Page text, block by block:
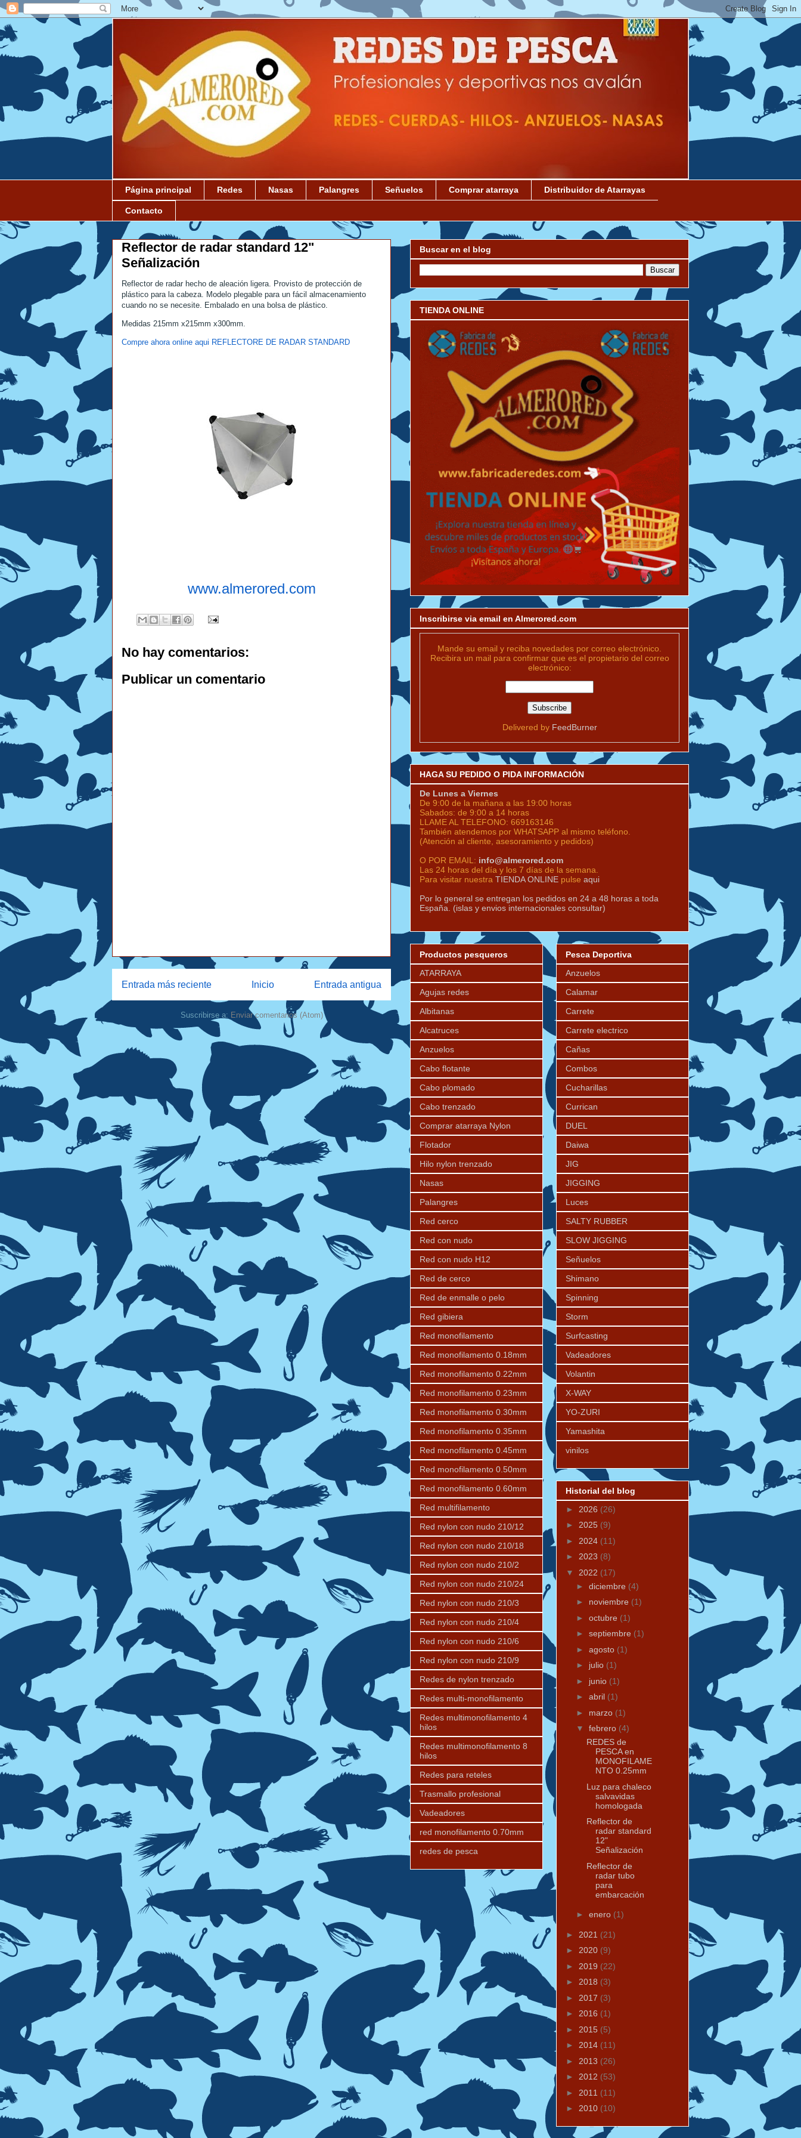
Página principal Redes Nasas Palangres Señuelos Comprar atarraya Distribuidor de Atarrayas
Contacto
Reflector de radar standard 12"
Señalización
Reflector de radar hecho de aleación ligera. Provisto de protección de
plástico para la cabeza. Modelo plegable para un fácil almacenamiento
cuando no se necesite. Embalado en una bolsa de plástico.
Medidas 215mm x215mm x300mm.
Compre ahora online aqui REFLECTORE DE RADAR STANDARD
www.almerored.com
No hay comentarios:
Publicar un comentario
Entrada más reciente Entrada antigua
Inicio
Suscribirse a: Enviar comentarios (Atom)
Buscar en el blog
TIENDA ONLINE
Inscribirse via email en Almerored.com
Mande su email y reciba novedades por correo electrónico.
Recibira un mail para confirmar que es el propietario del correo
electrónico:
Delivered by FeedBurner
HAGA SU PEDIDO O PIDA INFORMACIÓN
De Lunes a Viernes
De 9:00 de la mañana a las 19:00 horas
Sabados: de 9:00 a 14 horas
LLAME AL TELEFONO: 669163146
También atendemos por WHATSAPP al mismo teléfono.
(Atención al cliente, asesoramiento y pedidos)
O POR EMAIL: info@almerored.com
Las 24 horas del día y los 7 días de la semana.
Para visitar nuestra TIENDA ONLINE pulse aqui
Por lo general se entregan los pedidos en 24 a 48 horas a toda
España. (islas y envios internacionales consultar)
Productos pesqueros
ATARRAYA
Agujas redes
Albitanas
Alcatruces
Anzuelos
Cabo flotante
Cabo plomado
Cabo trenzado
Comprar atarraya Nylon
Flotador
Hilo nylon trenzado
Nasas
Palangres
Red cerco
Red con nudo
Red con nudo H12
Red de cerco
Red de enmalle o pelo
Red gibiera
Red monofilamento
Red monofilamento 0.18mm
Red monofilamento 0.22mm
Red monofilamento 0.23mm
Red monofilamento 0.30mm
Red monofilamento 0.35mm
Red monofilamento 0.45mm
Red monofilamento 0.50mm
Red monofilamento 0.60mm
Red multifilamento
Red nylon con nudo 210/12
Red nylon con nudo 210/18
Red nylon con nudo 210/2
Red nylon con nudo 210/24
Red nylon con nudo 210/3
Red nylon con nudo 210/4
Red nylon con nudo 210/6
Red nylon con nudo 210/9
Redes de nylon trenzado
Redes multi-monofilamento
Redes multimonofilamento 4
hilos
Redes multimonofilamento 8
hilos
Redes para reteles
Trasmallo profesional
Vadeadores
red monofilamento 0.70mm
redes de pesca
Pesca Deportiva
Anzuelos
Calamar
Carrete
Carrete electrico
Cañas
Combos
Cucharillas
Currican
DUEL
Daiwa
JIG
JIGGING
Luces
SALTY RUBBER
SLOW JIGGING
Señuelos
Shimano
Spinning
Storm
Surfcasting
Vadeadores
Volantin
X-WAY
YO-ZURI
Yamashita
vinilos
Historial del blog
► 2026 (26)
► 2025 (9)
► 2024 (11)
► 2023 (8)
▼ 2022 (17)
► diciembre (4)
► noviembre (1)
► octubre (1)
► septiembre (1)
► agosto (1)
► julio (1)
► junio (1)
► abril (1)
► marzo (1)
▼ febrero (4)
REDES de
PESCA en
MONOFILAME
NTO 0.25mm
Luz para chaleco
salvavidas
homologada
Reflector de
radar standard
12"
Señalización
Reflector de
radar tubo
para
embarcación
► enero (1)
► 2021 (21)
► 2020 (9)
► 2019 (22)
► 2018 (3)
► 2017 (3)
► 2016 (1)
► 2015 (5)
► 2014 (11)
► 2013 (26)
► 2012 (53)
► 2011 (11)
► 2010 (10)